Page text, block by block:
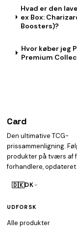
Hvad er den
ex Box:
Boosters)?
Hvor køber jeg
Premium
Card
Den ultimative TCG-
prissammenligning.
produkter på tværs af
forhandlere,
🇩🇰DK
UDFORSK
Alle produkter